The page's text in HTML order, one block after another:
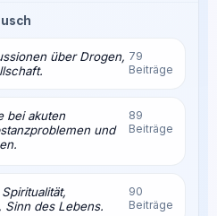
über Drogen, 79
Beiträge
bei akuten
und
89
Beiträge
Sinn des Lebens.
90
Beiträge